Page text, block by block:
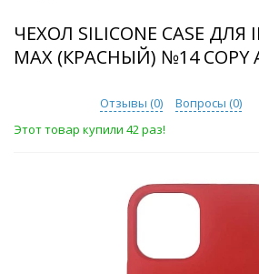
ЧЕХОЛ SILICONE CASE ДЛЯ
MAX (КРАСНЫЙ) №14 COPY
Отзывы (0) Вопросы (0)
Этот товар купили 42 раз!